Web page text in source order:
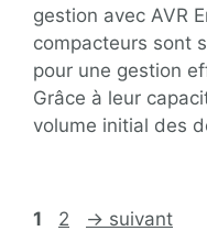
gestion avec AVR
compacteurs sont
pour une gestion
Grâce à leur
volume initial des
1 2 → suivant